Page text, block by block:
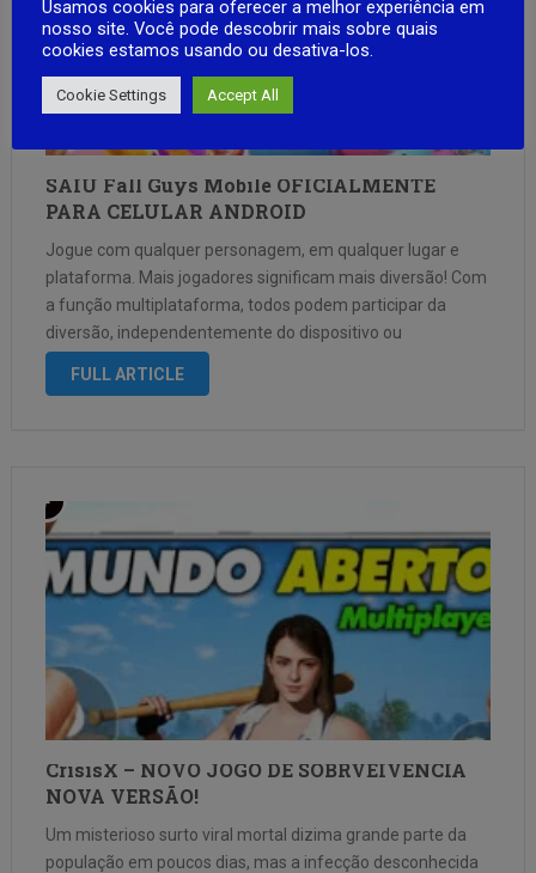
SAIU Fall Guys Mobile OFICIALMENTE
PARA CELULAR ANDROID
Jogue com qualquer personagem, em qualquer lugar e
plataforma. Mais jogadores significam mais diversão! Com
a função multiplataforma, todos podem participar da
diversão, independentemente do dispositivo ou
plataforma que estejam usando. Os jogadores de Android
FULL ARTICLE
CrisisX – NOVO JOGO DE SOBRVEIVENCIA
NOVA VERSÃO!
Um misterioso surto viral mortal dizima grande parte da
população em poucos dias, mas a infecção desconhecida
Usamos cookies para oferecer a melhor experiência em
nosso site. Você pode descobrir mais sobre quais
cookies estamos usando ou desativa-los.
Cookie Settings Accept All